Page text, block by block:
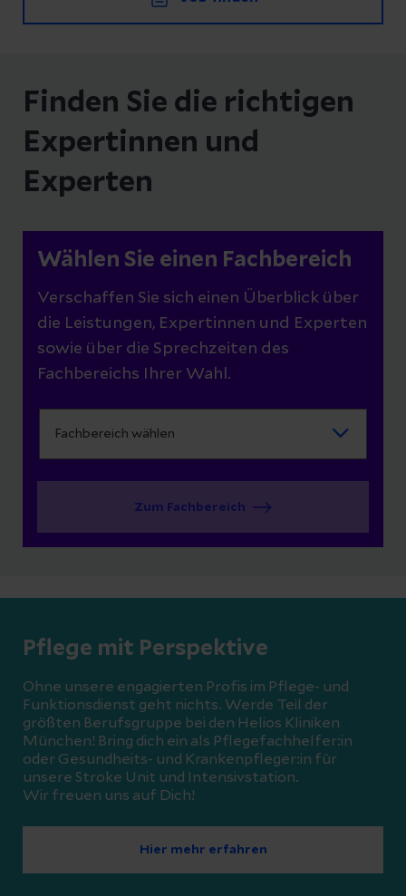
Finden Sie die richtigen
Expertinnen und
Experten
Wählen Sie einen Fachbereich
Verschaffen Sie sich einen Überblick über
die Leistungen, Expertinnen und Experten
sowie über die Sprechzeiten des
Fachbereichs Ihrer Wahl.
Zum Fachbereich
Pflege mit Perspektive
Ohne unsere engagierten Profis im Pflege- und
Funktionsdienst geht nichts. Werde Teil der
größten Berufsgruppe bei den Helios Kliniken
München! Bring dich ein als Pflegefachhelfer:in
oder Gesundheits- und Krankenpfleger:in für
unsere Stroke Unit und Intensivstation.
Wir freuen uns auf Dich!
Hier mehr erfahren